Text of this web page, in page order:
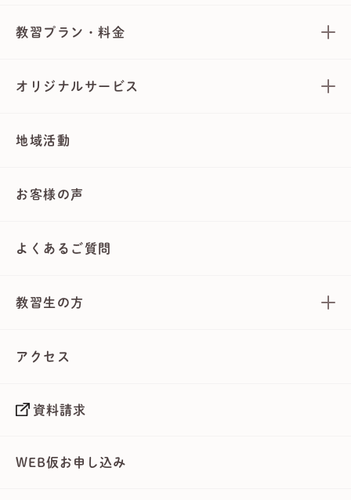
教習プラン・料金
オリジナルサービス
地域活動
お客様の声
よくあるご質問
教習生の方
アクセス
資料請求
WEB仮お申し込み